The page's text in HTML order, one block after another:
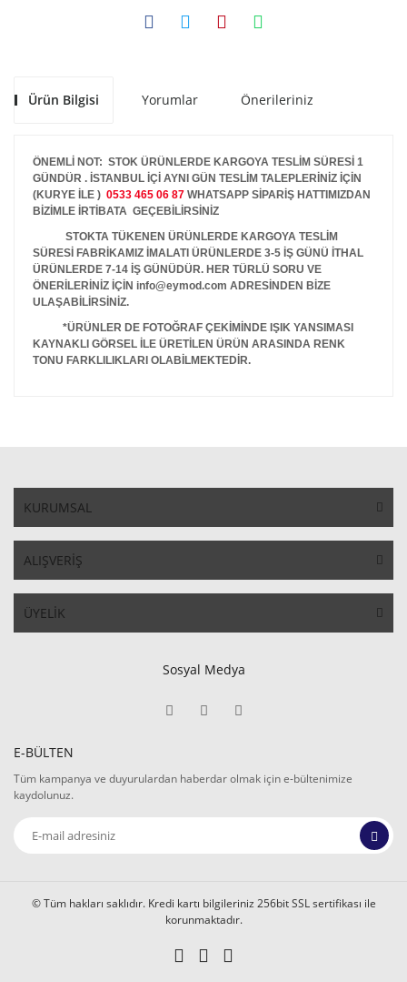
Ürün Bilgisi Yorumlar Önerileriniz
ÖNEMLİ NOT: STOK ÜRÜNLERDE KARGOYA TESLİM SÜRESİ 1
GÜNDÜR . İSTANBUL İÇİ AYNI GÜN TESLİM TALEPLERİNİZ İÇİN
(KURYE İLE ) 0533 465 06 87 WHATSAPP SİPARİŞ HATTIMIZDAN
BİZİMLE İRTİBATA GEÇEBİLİRSİNİZ
STOKTA TÜKENEN ÜRÜNLERDE KARGOYA TESLİM
SÜRESİ FABRİKAMIZ İMALATI ÜRÜNLERDE 3-5 İŞ GÜNÜ İTHAL
ÜRÜNLERDE 7-14 İŞ GÜNÜDÜR. HER TÜRLÜ SORU VE
ÖNERİLERİNİZ İÇİN info@eymod.com ADRESİNDEN BİZE
ULAŞABİLİRSİNİZ.
*ÜRÜNLER DE FOTOĞRAF ÇEKİMİNDE IŞIK YANSIMASI
KAYNAKLI GÖRSEL İLE ÜRETİLEN ÜRÜN ARASINDA RENK
TONU FARKLILIKLARI OLABİLMEKTEDİR.
KURUMSAL
ALIŞVERİŞ
ÜYELİK
Sosyal Medya
E-BÜLTEN
Tüm kampanya ve duyurulardan haberdar olmak için e-bültenimize
kaydolunuz.
© Tüm hakları saklıdır. Kredi kartı bilgileriniz 256bit SSL sertifikası ile
korunmaktadır.